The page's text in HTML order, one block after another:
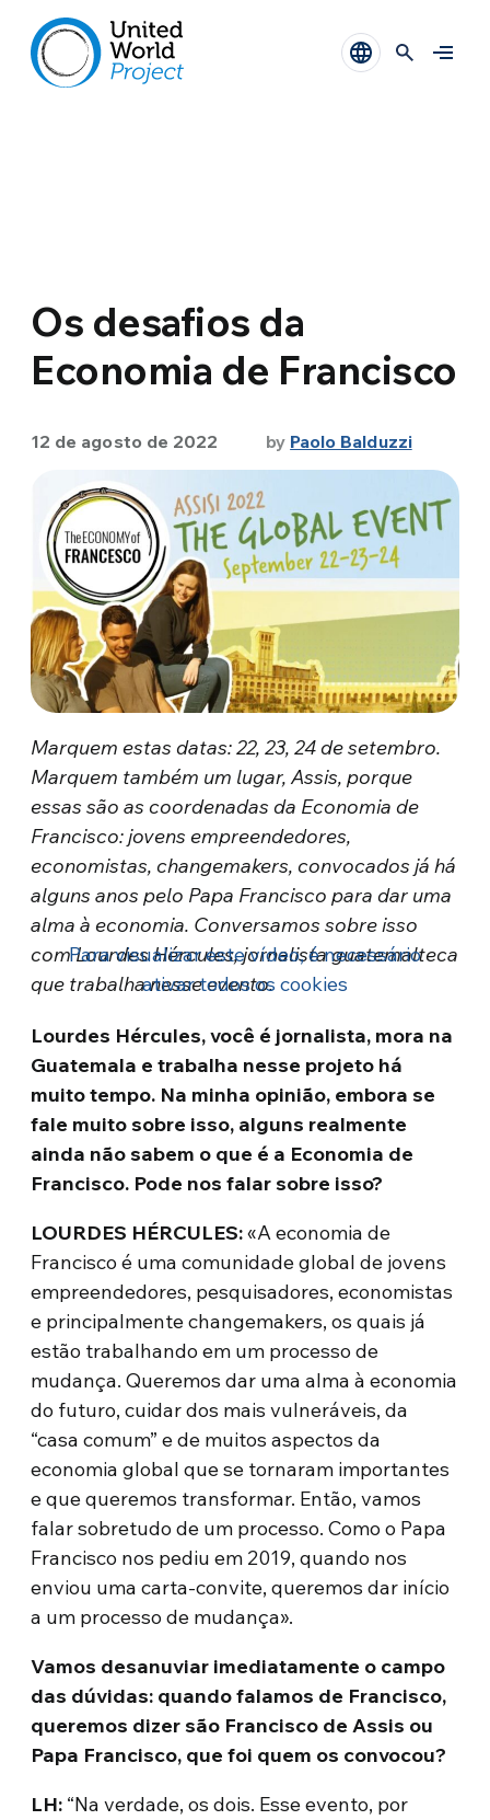
Os desafios da
Economia de Francisco
12 de agosto de 2022 by Paolo Balduzzi
Marquem estas datas: 22, 23, 24 de setembro.
Marquem também um lugar, Assis, porque
essas são as coordenadas da Economia de
Francisco: jovens empreendedores,
economistas, changemakers, convocados já há
alguns anos pelo Papa Francisco para dar uma
alma à economia. Conversamos sobre isso
com Lourdes Hércules, jornalista guatemalteca
que trabalha nesse evento.
Para visualizar este vídeo, é necessário
ativar todos os cookies
Lourdes Hércules, você é jornalista, mora na
Guatemala e trabalha nesse projeto há
muito tempo. Na minha opinião, embora se
fale muito sobre isso, alguns realmente
ainda não sabem o que é a Economia de
Francisco. Pode nos falar sobre isso?
LOURDES HÉRCULES:«A economia de
Francisco é uma comunidade global de jovens
empreendedores, pesquisadores, economistas
e principalmente changemakers, os quais já
estão trabalhando em um processo de
mudança. Queremos dar uma alma à economia
do futuro, cuidar dos mais vulneráveis, da
“casa comum” e de muitos aspectos da
economia global que se tornaram importantes
e que queremos transformar. Então, vamos
falar sobretudo de um processo. Como o Papa
Francisco nos pediu em 2019, quando nos
enviou uma carta-convite, queremos dar início
a um processo de mudança».
Vamos desanuviar imediatamente o campo
das dúvidas: quando falamos de Francisco,
queremos dizer são Francisco de Assis ou
Papa Francisco, que foi quem os convocou?
LH: “Na verdade, os dois. Esse evento, por